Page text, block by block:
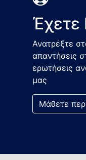
Έχετε
Ανατρέξτε
απαντήσεις
ερωτήσεις
μας
Μάθετε